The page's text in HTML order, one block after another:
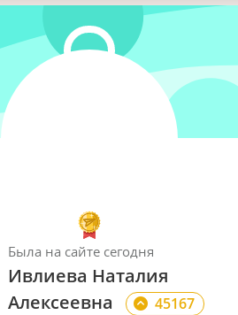
Была на сайте сегодня
Ивлиева Наталия
Алексеевна
45167